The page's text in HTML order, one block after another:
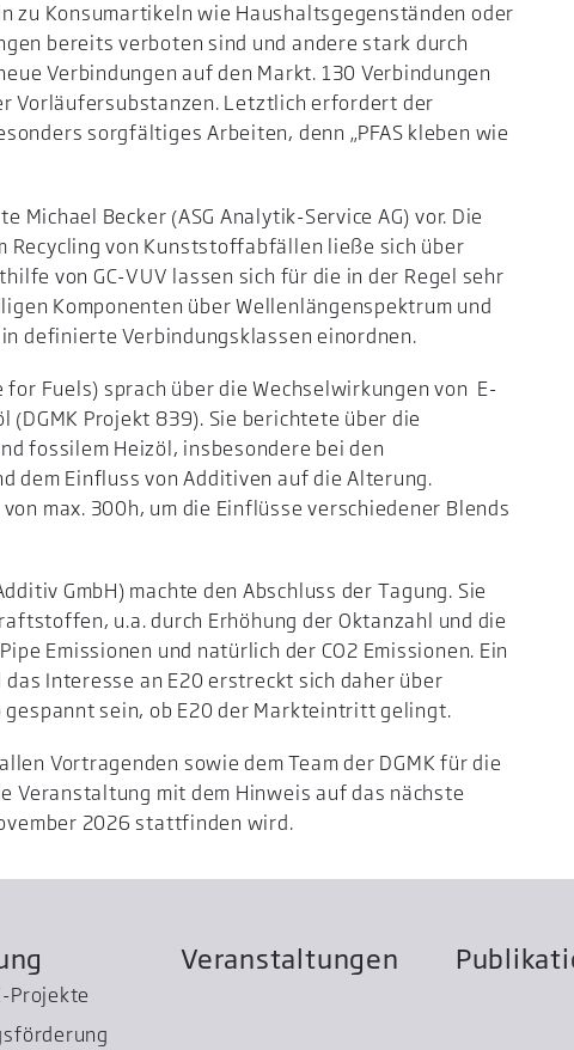
zu Konsumartikeln wie Haushaltsgegenständen oder
bereits verboten sind und andere stark durch
Verbindungen auf den Markt. 130 Verbindungen
Vorläufersubstanzen. Letztlich erfordert der
sorgfältiges Arbeiten, denn „PFAS kleben wie
Becker (ASG Analytik-Service AG) vor. Die
Recycling von Kunststoffabfällen ließe sich über
von GC-VUV lassen sich für die in der Regel sehr
Komponenten über Wellenlängenspektrum und
definierte Verbindungsklassen einordnen.
Fuels) sprach über die Wechselwirkungen von E-
(DGMK Projekt 839). Sie berichtete über die
fossilem Heizöl, insbesondere bei den
dem Einfluss von Additiven auf die Alterung.
max. 300h, um die Einflüsse verschiedener Blends
GmbH) machte den Abschluss der Tagung. Sie
u.a. durch Erhöhung der Oktanzahl und die
Emissionen und natürlich der CO2 Emissionen. Ein
Interesse an E20 erstreckt sich daher über
gespannt sein, ob E20 der Markteintritt gelingt.
Vortragenden sowie dem Team der DGMK für die
Veranstaltung mit dem Hinweis auf das nächste
2026 stattfinden wird.
Projekte
Veranstaltungen